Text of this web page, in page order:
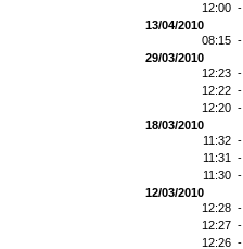
12:00 -
13/04/2010
08:15 -
29/03/2010
12:23 -
12:22 -
12:20 -
18/03/2010
11:32 -
11:31 -
11:30 -
12/03/2010
12:28 -
12:27 -
12:26 -